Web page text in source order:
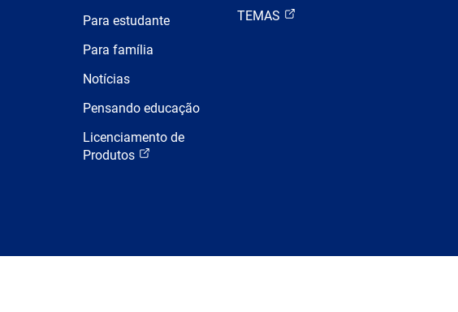
Para estudante
Para família
Notícias
Pensando educação
Licenciamento de
Produtos
TEMAS